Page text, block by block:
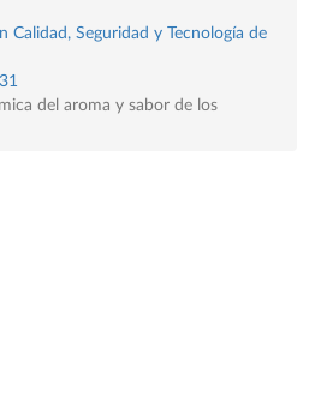
Calidad, Seguridad y Tecnología de
del aroma y sabor de los